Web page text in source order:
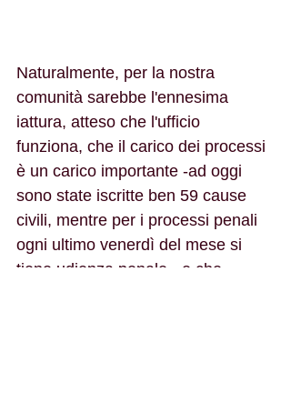
Naturalmente, per la nostra
comunità sarebbe l'ennesima
iattura, atteso che l'ufficio
funziona, che il carico dei processi
è un carico importante -ad oggi
sono state iscritte ben 59 cause
civili, mentre per i processi penali
ogni ultimo venerdì del mese si
tiene udienza penale - e che